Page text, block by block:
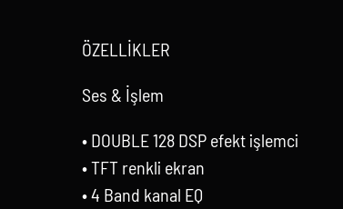
ÖZELLİKLER
Ses & İşlem
• DOUBLE 128 DSP efekt işlemci
• TFT renkli ekran
• 4 Band kanal EQ